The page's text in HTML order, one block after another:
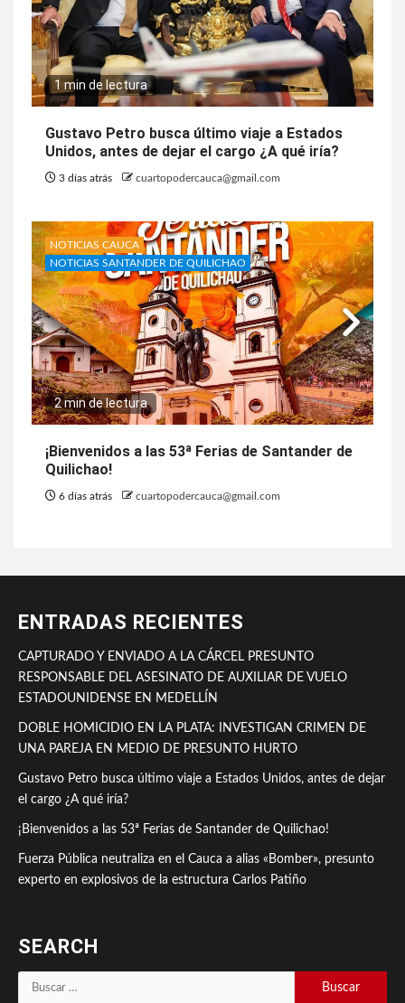
1 min de lectura
Gustavo Petro busca último viaje a Estados
Unidos, antes de dejar el cargo ¿A qué iría?
3 días atrás cuartopodercauca@gmail.com
NOTICIAS CAUCA
NOTICIAS SANTANDER DE QUILICHAO
2 min de lectura
¡Bienvenidos a las 53ª Ferias de Santander de
Quilichao!
6 días atrás cuartopodercauca@gmail.com
ENTRADAS RECIENTES
CAPTURADO Y ENVIADO A LA CÁRCEL PRESUNTO
RESPONSABLE DEL ASESINATO DE AUXILIAR DE VUELO
ESTADOUNIDENSE EN MEDELLÍN
DOBLE HOMICIDIO EN LA PLATA: INVESTIGAN CRIMEN DE
UNA PAREJA EN MEDIO DE PRESUNTO HURTO
Gustavo Petro busca último viaje a Estados Unidos, antes de dejar
el cargo ¿A qué iría?
¡Bienvenidos a las 53ª Ferias de Santander de Quilichao!
Fuerza Pública neutraliza en el Cauca a alias «Bomber», presunto
experto en explosivos de la estructura Carlos Patiño
SEARCH
Buscar: